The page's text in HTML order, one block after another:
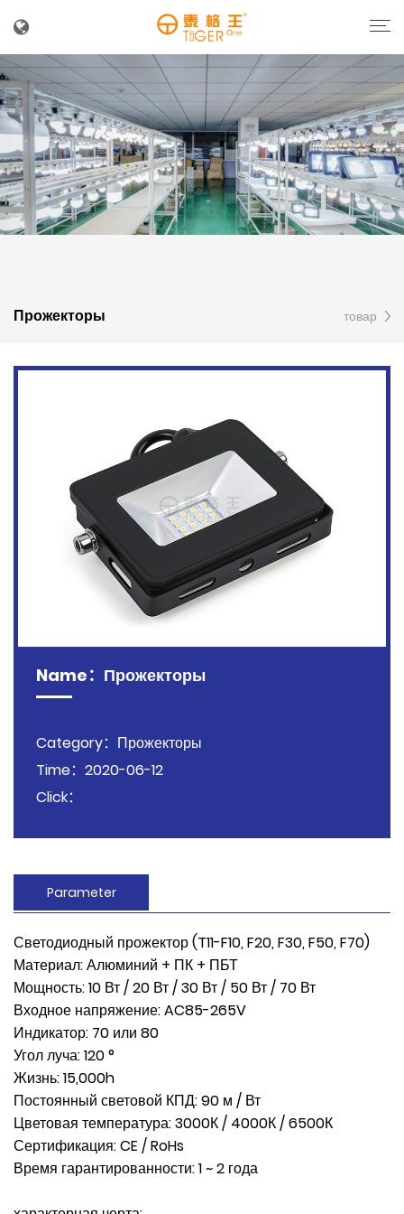
Прожекторы товар
Name：Прожекторы
Category：Прожекторы
Time：2020-06-12
Click：
Parameter
Светодиодный прожектор (T11-F10, F20, F30, F50, F70)
Материал: Алюминий + ПК + ПБТ
Мощность: 10 Вт / 20 Вт / 30 Вт / 50 Вт / 70 Вт
Входное напряжение: AC85-265V
Индикатор: 70 или 80
Угол луча: 120 °
Жизнь: 15,000h
Постоянный световой КПД: 90 м / Вт
Цветовая температура: 3000К / 4000К / 6500К
Сертификация: CE / RoHs
Время гарантированности: 1 ~ 2 года